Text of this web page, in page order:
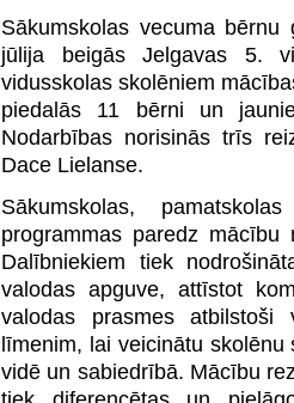
Sākumskolas vecuma
jūlija beigās Jelgavas 5.
vidusskolas skolēniem
piedalās 11 bērni un
Nodarbības norisinās trīs
Dace Lielanse.
Sākumskolas,
programmas paredz
Dalībniekiem tiek
valodas apguve, attīstot
valodas prasmes atbilstoši
līmenim, lai veicinātu
vidē un sabiedrībā. Mācību